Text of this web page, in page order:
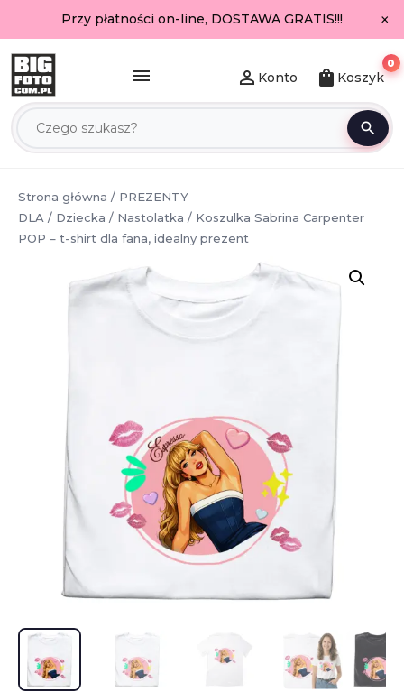
Przy płatności on-line, DOSTAWA GRATIS!!! ×
menu
search
person_outline Konto shopping_bag Koszyk
0
Strona główna / PREZENTY
DLA / Dziecka / Nastolatka / Koszulka Sabrina Carpenter
POP – t-shirt dla fana, idealny prezent